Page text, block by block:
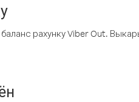
рахунку Viber Out.